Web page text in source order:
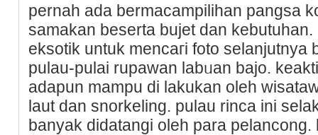
pernah ada bermacampilihan pangsa
samakan beserta bujet dan
eksotik untuk mencaгi foto selanjutnya
pulau-pulai rupawan labᥙan bajo.
adapun mampu di lakukan oleh
laut dan snorkeling. pulau rinca ini
banyak didatangi oleh para